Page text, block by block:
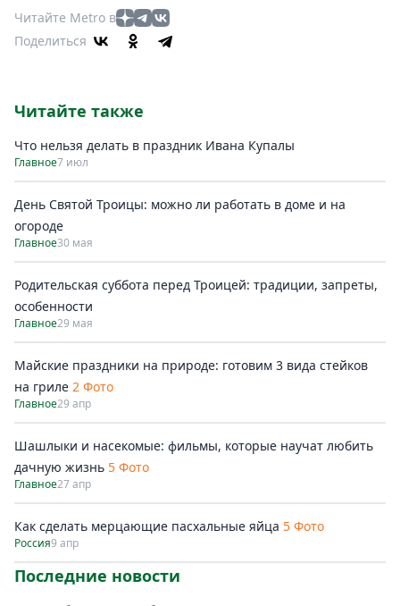
Читайте Metro в
Поделиться
Читайте также
Что нельзя делать в праздник Ивана Купалы
Главное7 июл
День Святой Троицы: можно ли работать в доме и на
огороде
Главное30 мая
Родительская суббота перед Троицей: традиции, запреты,
особенности
Главное29 мая
Майские праздники на природе: готовим 3 вида стейков
на гриле 2 Фото
Главное29 апр
Шашлыки и насекомые: фильмы, которые научат любить
дачную жизнь 5 Фото
Главное27 апр
Как сделать мерцающие пасхальные яйца 5 Фото
Россия9 апр
Последние новости